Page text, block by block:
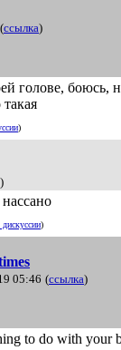
(ссылка)
голове, боюсь,
)
)
)
05:46 (ссылка)
to do with your